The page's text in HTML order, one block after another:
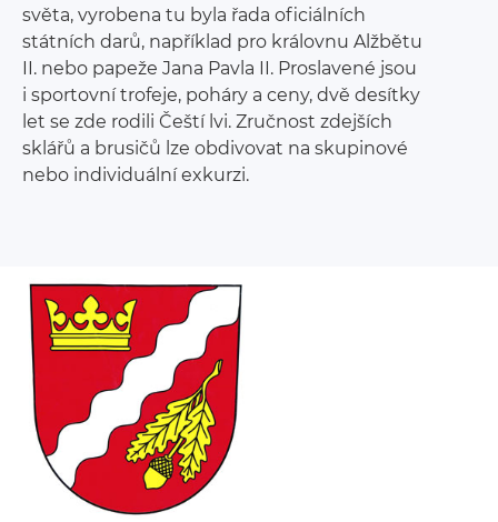
světa, vyrobena tu byla řada oficiálních
státních darů, například pro královnu Alžbětu
II. nebo papeže Jana Pavla II. Proslavené jsou
i sportovní trofeje, poháry a ceny, dvě desítky
let se zde rodili Čeští lvi. Zručnost zdejších
sklářů a brusičů lze obdivovat na skupinové
nebo individuální exkurzi.